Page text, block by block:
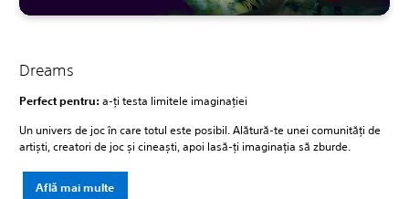
Dreams
Perfect pentru:a-ți testa limitele imaginației
Un univers de joc în care totul este posibil. Alătură-te unei comunități de
artiști, creatori de joc și cineaști, apoi lasă-ți imaginația să zburde.
Află mai multe